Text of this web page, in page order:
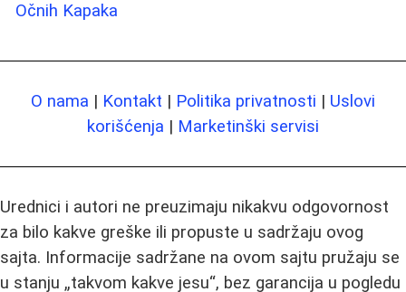
Očnih Kapaka
O nama | Kontakt | Politika privatnosti | Uslovi
korišćenja | Marketinški servisi
Urednici i autori ne preuzimaju nikakvu odgovornost
za bilo kakve greške ili propuste u sadržaju ovog
sajta. Informacije sadržane na ovom sajtu pružaju se
u stanju „takvom kakve jesu“, bez garancija u pogledu